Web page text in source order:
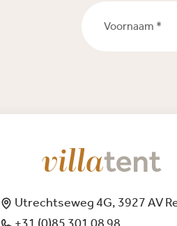
Utrechtseweg 4G, 3927 AV